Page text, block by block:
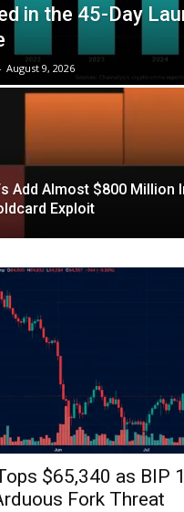
in the 45-Day
August 9, 2026
Add Almost $800 Million
Exploit
$65,340 as BIP
Fork Threat